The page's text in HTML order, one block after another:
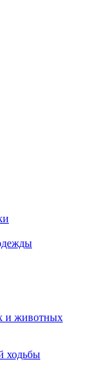
и животных
ходьбы